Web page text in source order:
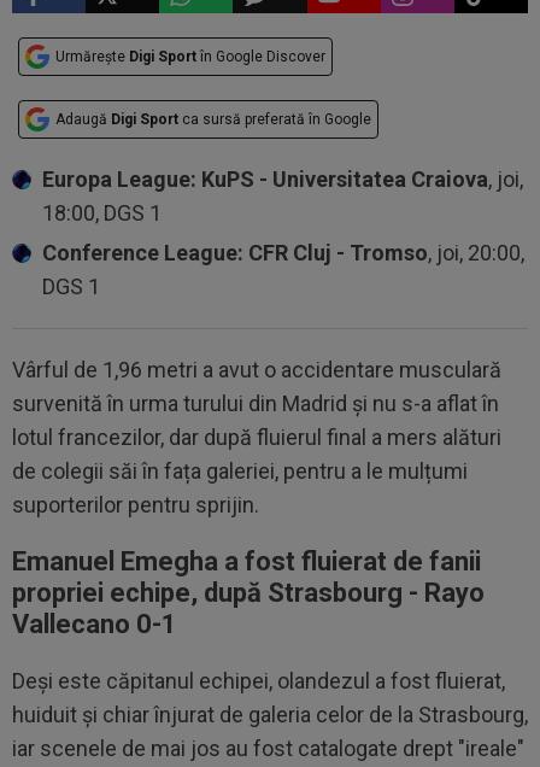
Urmărește Digi Sport în Google Discover
Adaugă Digi Sport ca sursă preferată în Google
Europa League: KuPS - Universitatea Craiova, joi,
18:00, DGS 1
Conference League: CFR Cluj - Tromso, joi, 20:00,
DGS 1
Vârful de 1,96 metri a avut o accidentare musculară
survenită în urma turului din Madrid și nu s-a aflat în
lotul francezilor, dar după fluierul final a mers alături
de colegii săi în fața galeriei, pentru a le mulțumi
suporterilor pentru sprijin.
Emanuel Emegha a fost fluierat de fanii
propriei echipe, după Strasbourg - Rayo
Vallecano 0-1
Deși este căpitanul echipei, olandezul a fost fluierat,
huiduit și chiar înjurat de galeria celor de la Strasbourg,
iar scenele de mai jos au fost catalogate drept "ireale"